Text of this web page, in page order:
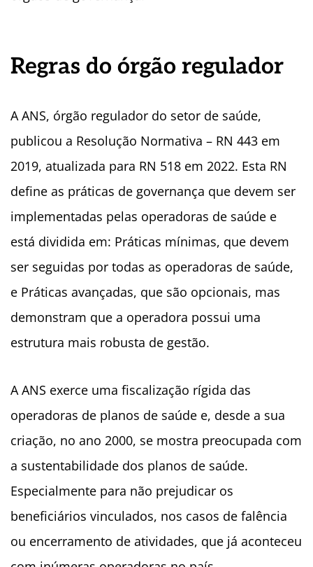
Regras do órgão regulador
A ANS, órgão regulador do setor de saúde,
publicou a Resolução Normativa – RN 443 em
2019, atualizada para RN 518 em 2022. Esta RN
define as práticas de governança que devem ser
implementadas pelas operadoras de saúde e
está dividida em: Práticas mínimas, que devem
ser seguidas por todas as operadoras de saúde,
e Práticas avançadas, que são opcionais, mas
demonstram que a operadora possui uma
estrutura mais robusta de gestão.
A ANS exerce uma fiscalização rígida das
operadoras de planos de saúde e, desde a sua
criação, no ano 2000, se mostra preocupada com
a sustentabilidade dos planos de saúde.
Especialmente para não prejudicar os
beneficiários vinculados, nos casos de falência
ou encerramento de atividades, que já aconteceu